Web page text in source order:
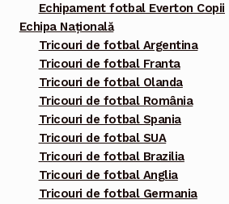
Echipament fotbal Everton Copii
Echipa Națională
Tricouri de fotbal Argentina
Tricouri de fotbal Franta
Tricouri de fotbal Olanda
Tricouri de fotbal România
Tricouri de fotbal Spania
Tricouri de fotbal SUA
Tricouri de fotbal Brazilia
Tricouri de fotbal Anglia
Tricouri de fotbal Germania